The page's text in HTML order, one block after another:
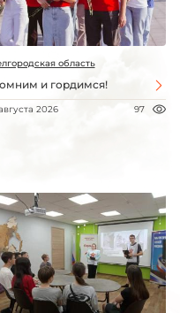
область
и гордимся!
2026 97